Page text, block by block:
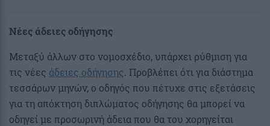
Νέες άδειες οδήγησης
Μεταξύ άλλων στο νομοσχέδιο, υπάρχει ρύθμιση για
τις νέες άδειες οδήγησης. Προβλέπει ότι για διάστημα
τεσσάρων μηνών, ο οδηγός που πέτυχε στις εξετάσεις
για τη απόκτηση διπλώματος οδήγησης θα μπορεί να
οδηγεί με προσωρινή άδεια που θα του χορηγείται